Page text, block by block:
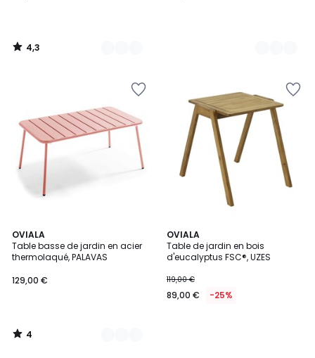
4,3
/
OVIALA
Table basse de jardin en acier
thermolaqué, PALAVAS
129,00 €
4
/
5
2
Couleurs
4
/
OVIALA
Table de jardin en bois
d'eucalyptus FSC®, UZES
119,00 €
89,00 € -25%